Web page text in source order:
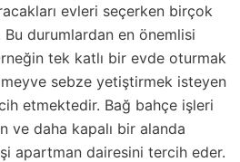
evleri seçerken birçok
durumlardan en önemlisi
tek katlı bir evde oturmak
sebze yetiştirmek isteyen
etmektedir. Bağ bahçe işleri
ve daha kapalı bir alanda
apartman dairesini tercih eder.